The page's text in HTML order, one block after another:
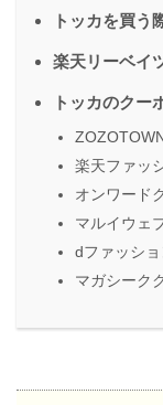
トッカを買う
楽天リーベイ
トッカのクー
楽天ファッ
オンワード
マルイウェ
dファッシ
マガシーク